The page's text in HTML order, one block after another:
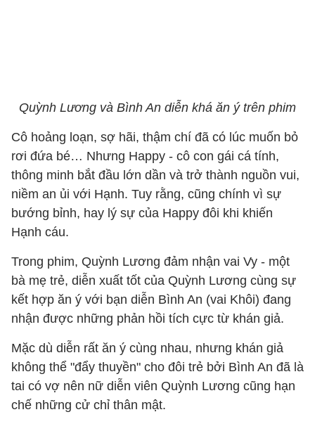
Quỳnh Lương và Bình An diễn khá ăn ý trên phim
Cô hoảng loạn, sợ hãi, thậm chí đã có lúc muốn bỏ
rơi đứa bé… Nhưng Happy - cô con gái cá tính,
thông minh bắt đầu lớn dần và trở thành nguồn vui,
niềm an ủi với Hạnh. Tuy rằng, cũng chính vì sự
bướng bỉnh, hay lý sự của Happy đôi khi khiến
Hạnh cáu.
Trong phim, Quỳnh Lương đảm nhận vai Vy - một
bà mẹ trẻ, diễn xuất tốt của Quỳnh Lương cùng sự
kết hợp ăn ý với bạn diễn Bình An (vai Khôi) đang
nhận được những phản hồi tích cực từ khán giả.
Mặc dù diễn rất ăn ý cùng nhau, nhưng khán giả
không thể "đẩy thuyền" cho đôi trẻ bởi Bình An đã là
tai có vợ nên nữ diễn viên Quỳnh Lương cũng hạn
chế những cử chỉ thân mật.